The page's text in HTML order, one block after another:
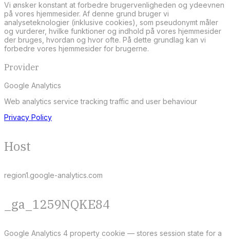
Vi ønsker konstant at forbedre brugervenligheden og ydeevnen
på vores hjemmesider. Af denne grund bruger vi
analyseteknologier (inklusive cookies), som pseudonymt måler
og vurderer, hvilke funktioner og indhold på vores hjemmesider
der bruges, hvordan og hvor ofte. På dette grundlag kan vi
forbedre vores hjemmesider for brugerne.
Provider
Google Analytics
Web analytics service tracking traffic and user behaviour
Privacy Policy
Host
region1.google-analytics.com
_ga_1259NQKE84
Google Analytics 4 property cookie — stores session state for a